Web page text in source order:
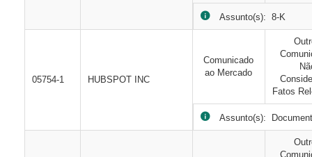
Assunto(s): 8-K
05754-1 HUBSPOT INC
Comunicado
ao Mercado
Fatos
Assunto(s):